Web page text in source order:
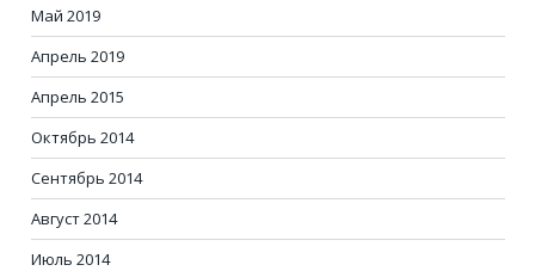
Май 2019
Апрель 2019
Апрель 2015
Октябрь 2014
Сентябрь 2014
Август 2014
Июль 2014